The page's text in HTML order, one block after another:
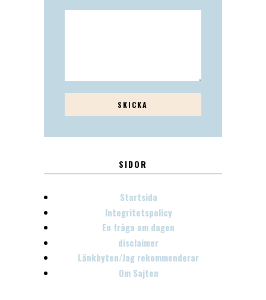
SIDOR
Startsida
Integritetspolicy
En fråga om dagen
disclaimer
Länkbyten/Jag rekommenderar
Om Sajten